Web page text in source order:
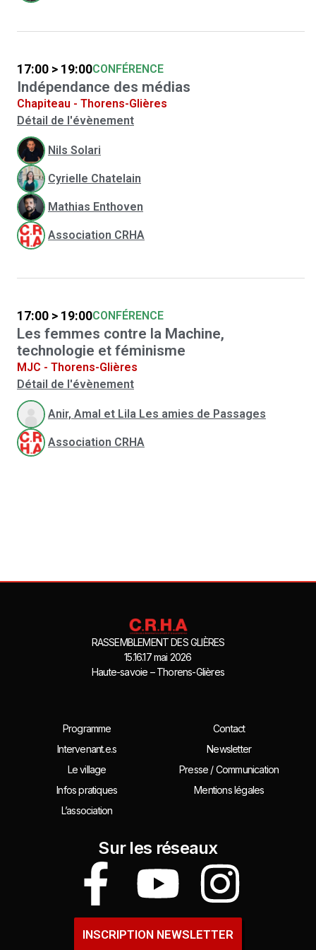
17:00 > 19:00CONFÉRENCE
Indépendance des médias
Chapiteau - Thorens-Glières
Détail de l'évènement
Nils Solari
Cyrielle Chatelain
Mathias Enthoven
Association CRHA
17:00 > 19:00CONFÉRENCE
Les femmes contre la Machine,
technologie et féminisme
MJC - Thorens-Glières
Détail de l'évènement
Anir, Amal et Lila Les amies de Passages
Association CRHA
RASSEMBLEMENT DES GLIÈRES
15.16.17 mai 2026
Haute-savoie – Thorens-Glières
Programme
Intervenant.e.s
Le village
Infos pratiques
L’association
Contact
Newsletter
Presse / Communication
Mentions légales
Sur les réseaux
INSCRIPTION NEWSLETTER